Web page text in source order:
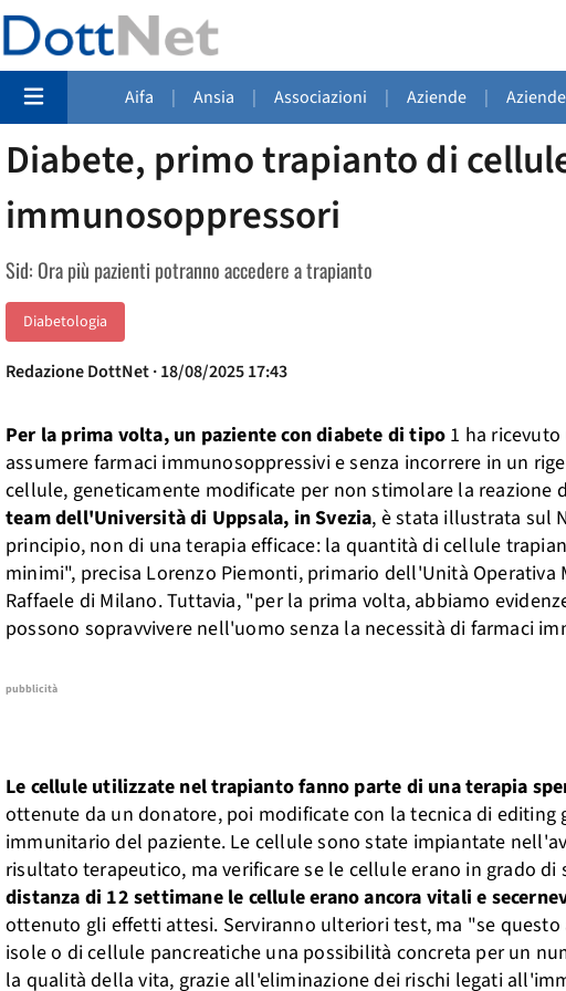
Aifa | Ansia | Associazioni | Aziende |
Diabete, primo trapianto di
immunosoppressori
Sid: Ora più pazienti potranno accedere a trapianto
Diabetologia
Redazione DottNet · 18/08/2025 17:43
Per la prima volta, un paziente con diabete di tipo 1 ha
assumere farmaci immunosoppressivi e senza incorrere in un
cellule, geneticamente modificate per non stimolare la reazione
team dell'Università di Uppsala, in Svezia, è stata illustrata sul
principio, non di una terapia efficace: la quantità di cellule
minimi", precisa Lorenzo Piemonti, primario dell'Unità Operativa
Raffaele di Milano. Tuttavia, "per la prima volta, abbiamo
possono sopravvivere nell'uomo senza la necessità di farmaci
pubblicità
Le cellule utilizzate nel trapianto fanno parte di una terapia
ottenute da un donatore, poi modificate con la tecnica di editing
immunitario del paziente. Le cellule sono state impiantate
risultato terapeutico, ma verificare se le cellule erano in grado
distanza di 12 settimane le cellule erano ancora vitali e
ottenuto gli effetti attesi. Serviranno ulteriori test, ma "se
isole o di cellule pancreatiche una possibilità concreta per un
la qualità della vita, grazie all'eliminazione dei rischi legati